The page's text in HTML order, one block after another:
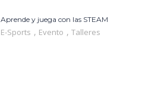
Aprende y juega con las STEAM
E-Sports , Evento , Talleres